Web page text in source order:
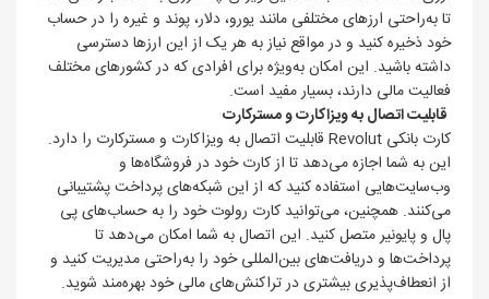
تا به‌راحتی ارزهای مختلفی مانند یورو، دلار، پوند و غیره را در حساب
خود ذخیره کنید و در مواقع نیاز به هر یک از این ارزها دسترسی
داشته باشید. این امکان به‌ویژه برای افرادی که در کشورهای مختلف
فعالیت مالی دارند، بسیار مفید است.
قابلیت اتصال به ویزاکارت و مسترکارت
کارت بانکی Revolut قابلیت اتصال به ویزاکارت و مسترکارت را دارد.
این به شما اجازه می‌دهد تا از کارت خود در فروشگاه‌ها و
وب‌سایت‌هایی استفاده کنید که از این شبکه‌های پرداخت پشتیبانی
می‌کنند. همچنین، می‌توانید کارت رولوت خود را به حساب‌های پی
پال و پایونیر متصل کنید. این اتصال به شما امکان می‌دهد تا
پرداخت‌ها و دریافت‌های بین‌المللی خود را به‌راحتی مدیریت کنید و
از انعطاف‌پذیری بیشتری در تراکنش‌های مالی خود بهره‌مند شوید.